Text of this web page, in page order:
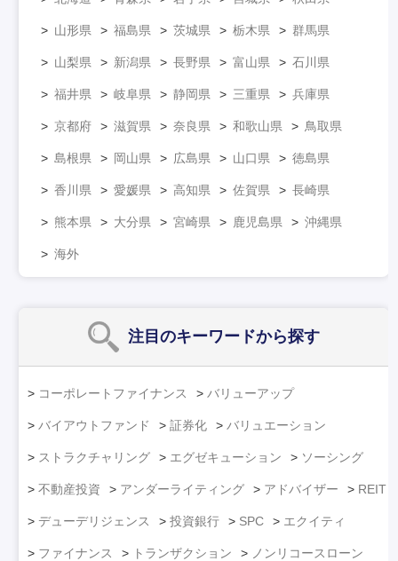
山形県 福島県 茨城県 栃木県 群馬県
山梨県 新潟県 長野県 富山県 石川県
福井県 岐阜県 静岡県 三重県 兵庫県
京都府 滋賀県 奈良県 和歌山県 鳥取県
島根県 岡山県 広島県 山口県 徳島県
香川県 愛媛県 高知県 佐賀県 長崎県
熊本県 大分県 宮崎県 鹿児島県 沖縄県
海外
注目のキーワードから探す
コーポレートファイナンス バリューアップ
バイアウトファンド 証券化 バリュエーション
ストラクチャリング エグゼキューション ソーシング
不動産投資 アンダーライティング アドバイザー REIT
デューデリジェンス 投資銀行 SPC エクイティ
ファイナンス トランザクション ノンリコースローン